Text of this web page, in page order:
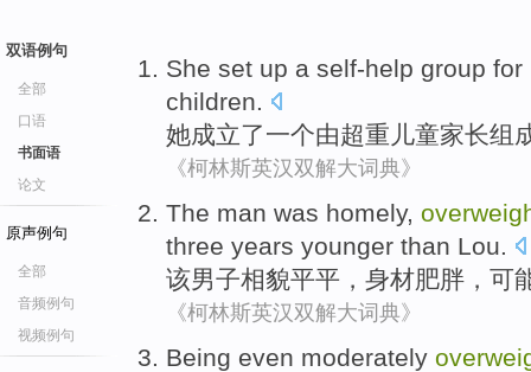
双语例句
全部
口语
书面语
论文
原声例句
全部
音频例句
视频例句
She set up a self-help group for
children.
她成立了一个由超重 儿童家长组
《柯林斯英汉双解大词典》
The man was homely,
three years younger than Lou.
该男子相貌平平， 身材肥胖 ， 可
《柯林斯英汉双解大词典》
Being even moderately